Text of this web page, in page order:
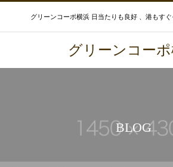
グリーンコーポ横浜 日当たりも良好 、港もす
グリーンコー
BLOG